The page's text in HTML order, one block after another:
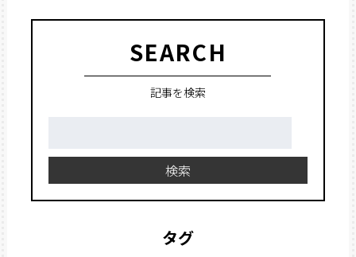
SEARCH
記事を検索
検索
タグ